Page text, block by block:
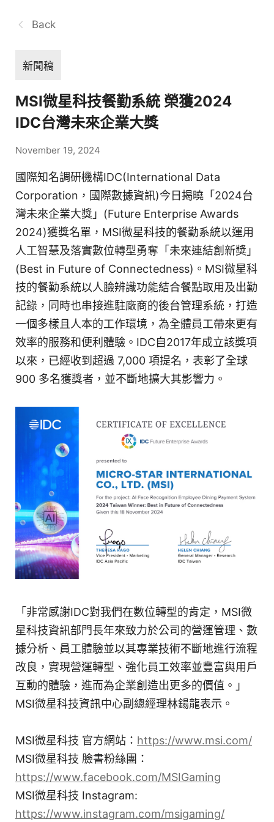
Back
新聞稿
MSI微星科技餐勤系統 榮獲2024
IDC台灣未來企業大獎
November 19, 2024
國際知名調研機構IDC(International Data
Corporation，國際數據資訊)今日揭曉「2024台
灣未來企業大獎」(Future Enterprise Awards
2024)獲獎名單，MSI微星科技的餐勤系統以運用
人工智慧及落實數位轉型勇奪「未來連結創新獎」
(Best in Future of Connectedness)。MSI微星科
技的餐勤系統以人臉辨識功能結合餐點取用及出勤
記錄，同時也串接進駐廠商的後台管理系統，打造
一個多樣且人本的工作環境，為全體員工帶來更有
效率的服務和便利體驗。IDC自2017年成立該獎項
以來，已經收到超過 7,000 項提名，表彰了全球
900 多名獲獎者，並不斷地擴大其影響力。
「非常感謝IDC對我們在數位轉型的肯定，MSI微
星科技資訊部門長年來致力於公司的營運管理、數
據分析、員工體驗並以其專業技術不斷地進行流程
改良，實現營運轉型、強化員工效率並豐富與用戶
互動的體驗，進而為企業創造出更多的價值。」
MSI微星科技資訊中心副總經理林鍚龍表示。
MSI微星科技 官方網站： https://www.msi.com/
MSI微星科技 臉書粉絲團：
https://www.facebook.com/MSIGaming
MSI微星科技 Instagram:
https://www.instagram.com/msigaming/